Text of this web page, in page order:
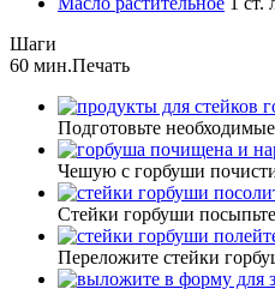
Шаги
60 мин.Печать
Подготовьте
Чешую с горбуши
Стейки горбуши
Переложите стейки